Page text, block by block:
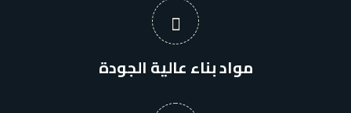
مواد بناء عالية الجودة